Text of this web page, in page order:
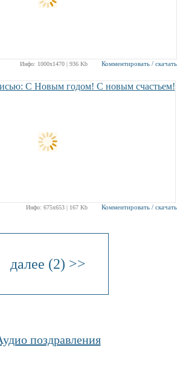
Инфо: 1000х1470 | 936 Kb Комментировать / скачать
Инфо: 675х653 | 167 Kb Комментировать / скачать
далее (2) >>
поздравления